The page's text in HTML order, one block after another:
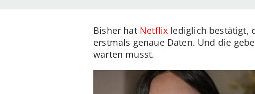
Bisher hat Netflix lediglich bestätigt,
erstmals genaue Daten. Und die
warten musst.